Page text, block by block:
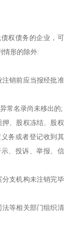
权债务的企业，可
情形的除外:
销前应当报经批准
常名录尚未移出的;
、股权冻结、股权
务或者登记收到其
、投诉、举报、信
支机构未注销完毕
等相关部门组织清